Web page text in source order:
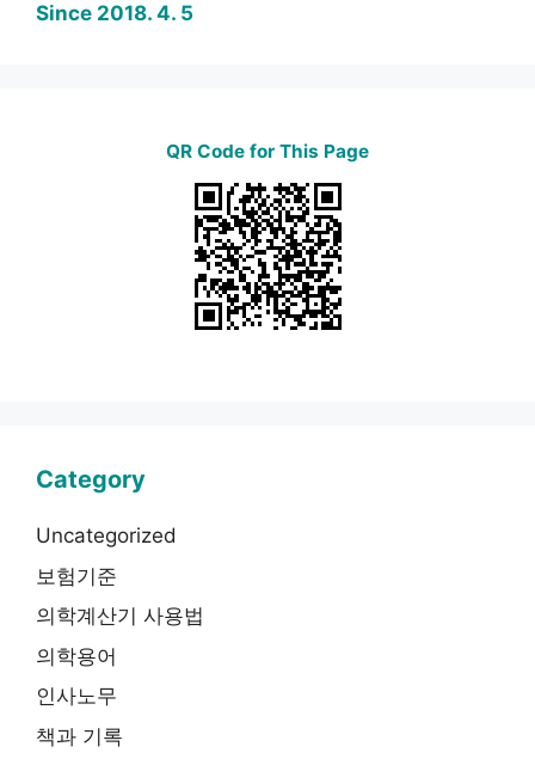
Since 2018. 4. 5
QR Code for This Page
Category
Uncategorized
보험기준
의학계산기 사용법
의학용어
인사노무
책과 기록